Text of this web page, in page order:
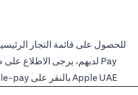
Apple UAE بالنقر على
pay